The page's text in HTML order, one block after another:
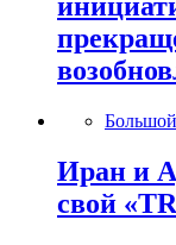
Иран и
свой